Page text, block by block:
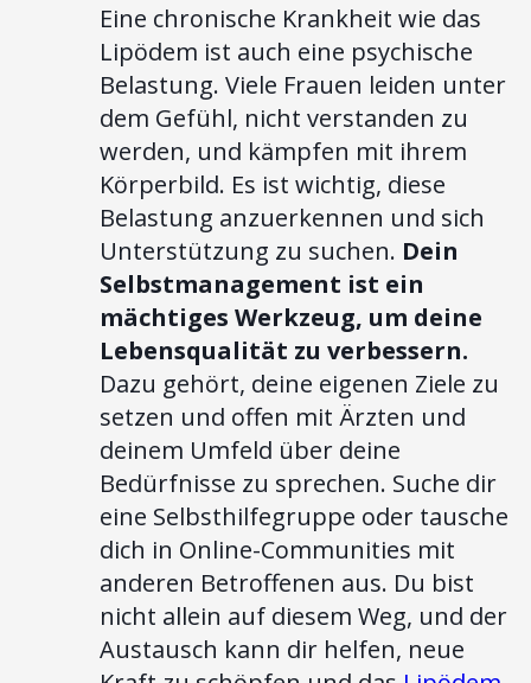
Eine chronische Krankheit wie das
Lipödem ist auch eine psychische
Belastung. Viele Frauen leiden unter
dem Gefühl, nicht verstanden zu
werden, und kämpfen mit ihrem
Körperbild. Es ist wichtig, diese
Belastung anzuerkennen und sich
Unterstützung zu suchen. Dein
Selbstmanagement ist ein
mächtiges Werkzeug, um deine
Lebensqualität zu verbessern.
Dazu gehört, deine eigenen Ziele zu
setzen und offen mit Ärzten und
deinem Umfeld über deine
Bedürfnisse zu sprechen. Suche dir
eine Selbsthilfegruppe oder tausche
dich in Online-Communities mit
anderen Betroffenen aus. Du bist
nicht allein auf diesem Weg, und der
Austausch kann dir helfen, neue